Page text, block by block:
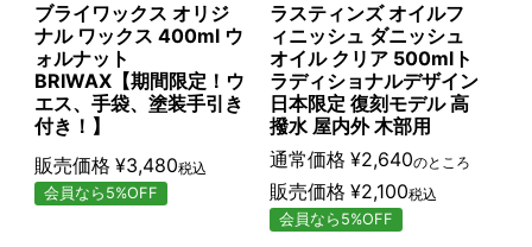
ブライワックス オリジ
ナル ワックス 400ml ウ
ォルナット
BRIWAX【期間限定！ウ
エス、手袋、塗装手引き
付き！】
販売価格 ¥3,480税込
会員なら5%OFF
ラスティンズ オイルフ
ィニッシュ ダニッシュ
オイル クリア 500mlト
ラディショナルデザイン
日本限定 復刻モデル 高
撥水 屋内外 木部用
通常価格 ¥2,640のところ
販売価格 ¥2,100税込
会員なら5%OFF